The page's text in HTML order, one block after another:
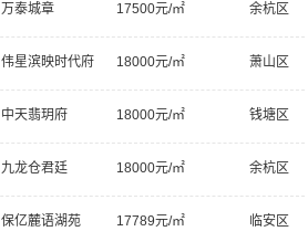
万泰城章 17500元/㎡ 余杭区
伟星滨映时代府 18000元/㎡ 萧山区
中天翡玥府 18000元/㎡ 钱塘区
九龙仓君廷 18000元/㎡ 余杭区
保亿麓语湖苑 17789元/㎡ 临安区